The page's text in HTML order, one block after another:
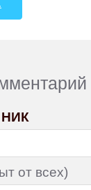
от всех)